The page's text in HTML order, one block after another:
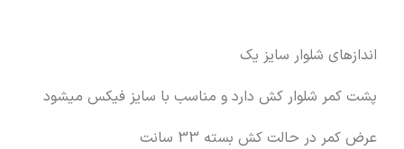
اندازهای شلوار سایز یک
پشت کمر شلوار کش دارد و مناسب با سایز فیکس میشود
عرض کمر در حالت کش بسته 33 سانت